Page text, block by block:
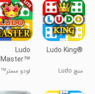
Ludo King®
منچ Ludo
Ludo
Master™
Lite - Dice
Game
لودو مستر™
تاس